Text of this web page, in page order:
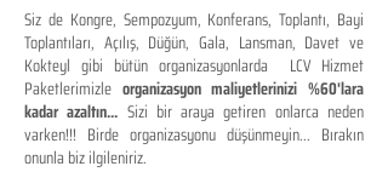
Siz de Kongre, Sempozyum, Konferans, Toplantı, Bayi
Toplantıları, Açılış, Düğün, Gala, Lansman, Davet ve
Kokteyl gibi bütün organizasyonlarda LCV Hizmet
Paketlerimizle organizasyon maliyetlerinizi %60'lara
kadar azaltın... Sizi bir araya getiren onlarca neden
varken!!! Birde organizasyonu düşünmeyin... Bırakın
onunla biz ilgileniriz.